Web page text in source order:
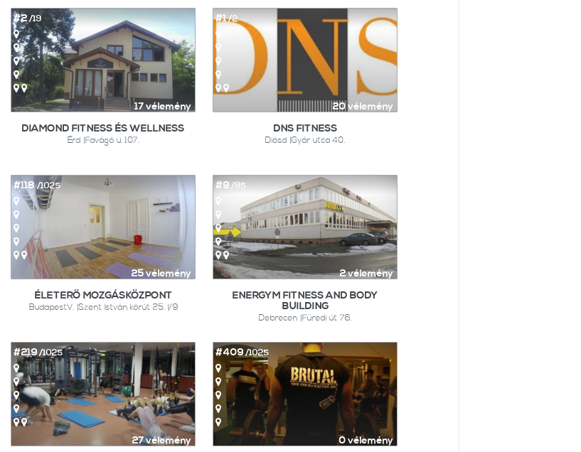
17 vélemény
#2/19
DIAMOND FITNESS ÉS WELLNESS
Érd |Favágó u. 107.
20 vélemény
#1/2
DNS FITNESS
Diósd |Gyár utca 40.
25 vélemény
#118/1025
ÉLETERŐ MOZGÁSKÖZPONT
BudapestV. |Szent István körút 25. I/9
2 vélemény
#9/85
ENERGYM FITNESS AND BODY
BUILDING
Debrecen |Füredi út 76.
27 vélemény
#219/1025
0 vélemény
#409/1025